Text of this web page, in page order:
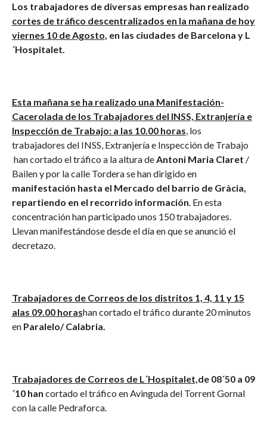
Los trabajadores de diversas empresas han realizado
cortes de tráfico descentralizados en la mañana de hoy
viernes 10 de Agosto, en las ciudades de Barcelona y L
´Hospitalet.
Esta mañana se ha realizado una Manifestación-
Cacerolada de los Trabajadores del INSS, Extranjería e
Inspección de Trabajo: a las 10.00 horas, los
trabajadores del INSS, Extranjería e Inspección de Trabajo
han cortado el tráfico a la altura deAntoni Maria Claret /
Bailen y por la calle Tordera se han dirigido en
manifestación hasta el Mercado del barrio de Gràcia,
repartiendo en el recorrido información. En esta
concentración han participado unos 150 trabajadores.
Llevan manifestándose desde el día en que se anunció el
decretazo.
Trabajadores de Correos de los distritos 1, 4, 11 y 15
alas 09.00 horashan cortado el tráfico durante 20 minutos
en Paralelo/ Calabria.
Trabajadores de Correos de L´Hospitalet,de 08´50 a 09
´10 han cortado el tráfico en Avinguda del Torrent Gornal
con la calle Pedraforca.